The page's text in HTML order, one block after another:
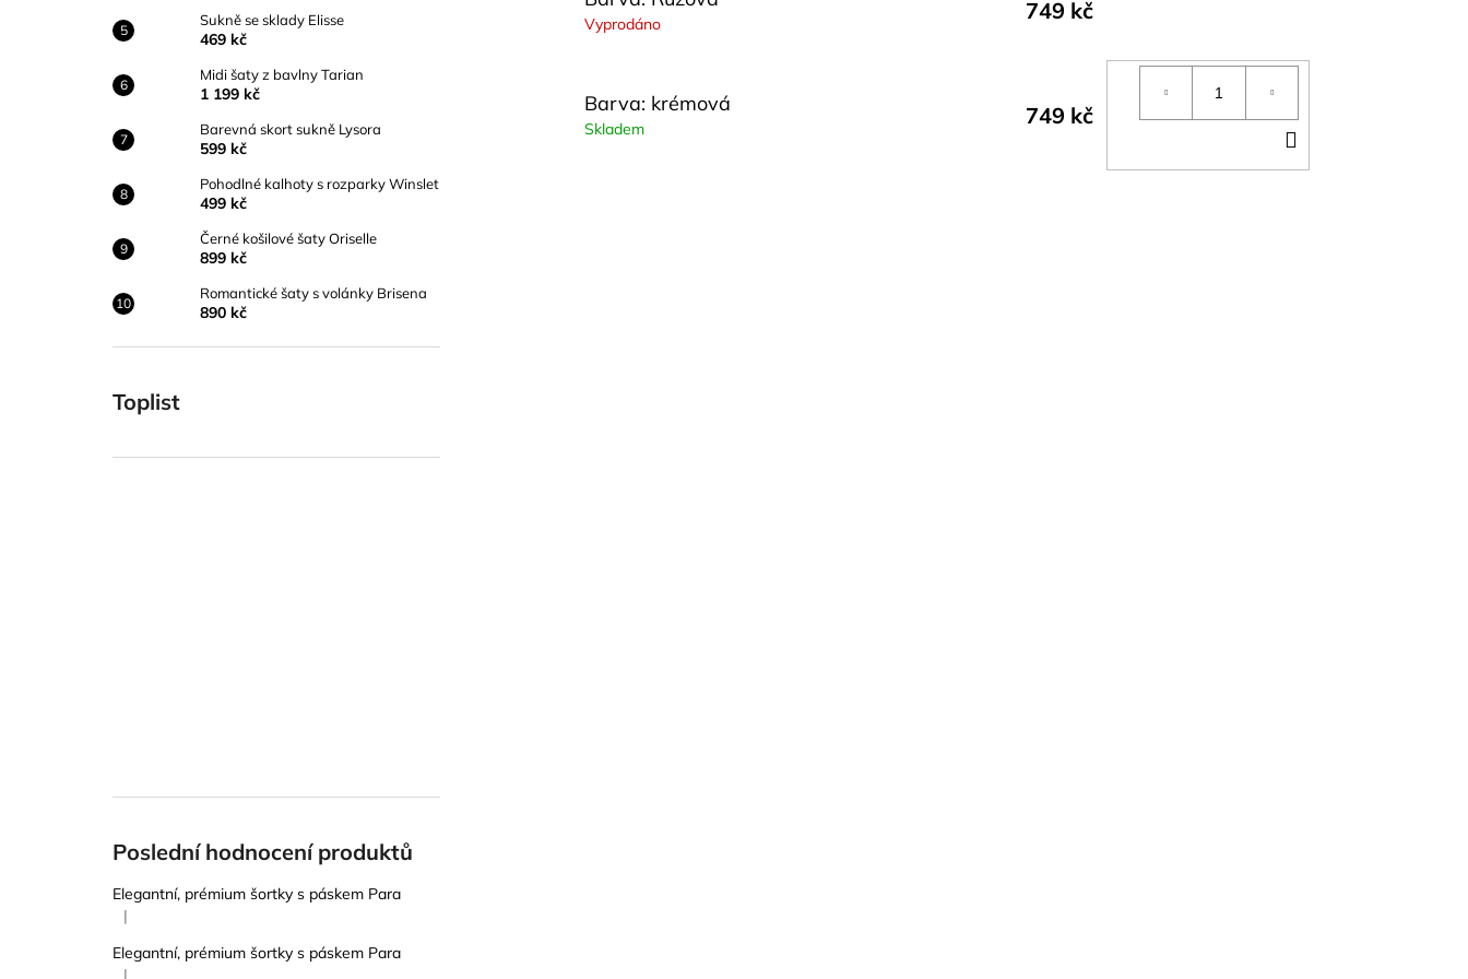
Sukně se sklady Elisse
469 kč
Midi šaty z bavlny Tarian
1 199 kč
Barevná skort sukně Lysora
599 kč
Pohodlné kalhoty s rozparky Winslet
499 kč
Černé košilové šaty Oriselle
899 kč
Romantické šaty s volánky Brisena
890 kč
Toplist
Poslední hodnocení produktů
Elegantní, prémium šortky s páskem Para
Hodnocení produktu je 5 z 5 hvězdiček.
|
Elegantní, prémium šortky s páskem Para
|
Vyprodáno 749 kč
Barva: krémová
Skladem 749 kč
KOŠÍKU